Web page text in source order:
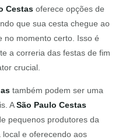
Cestas oferece opções de
que sua cesta chegue ao
no momento certo. Isso é
a correria das festas de fim
crucial.
também podem ser uma
ASão Paulo Cestas
pequenos produtores da
e oferecendo aos